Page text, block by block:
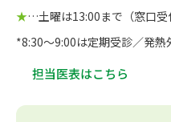
★…土曜は13:00まで（窓口受
*8:30～9:00は定期受診／発
担当医表はこちら